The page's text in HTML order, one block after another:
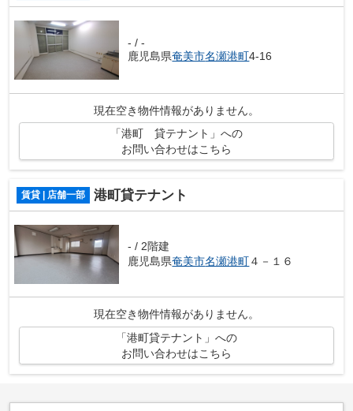
- / -
鹿児島県奄美市名瀬港町4-16
現在空き物件情報がありません。
「港町 貸テナント」への
お問い合わせはこちら
賃貸 | 店舗一部 港町貸テナント
- / 2階建
鹿児島県奄美市名瀬港町４－１６
現在空き物件情報がありません。
「港町貸テナント」への
お問い合わせはこちら